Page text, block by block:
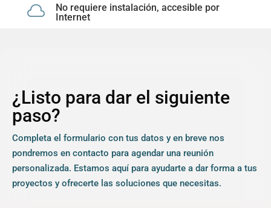

No requiere instalación, accesible por
Internet
¿Listo para dar el siguiente
paso?
Completa el formulario con tus datos y en breve nos
pondremos en contacto para agendar una reunión
personalizada. Estamos aquí para ayudarte a dar forma a tus
proyectos y ofrecerte las soluciones que necesitas.